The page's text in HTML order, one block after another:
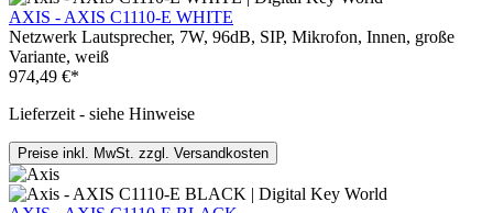
AXIS - AXIS C1110-E WHITE
Netzwerk Lautsprecher, 7W, 96dB, SIP, Mikrofon, Innen, große
Variante, weiß
974,49 €*
Lieferzeit - siehe Hinweise
Preise inkl. MwSt. zzgl. Versandkosten